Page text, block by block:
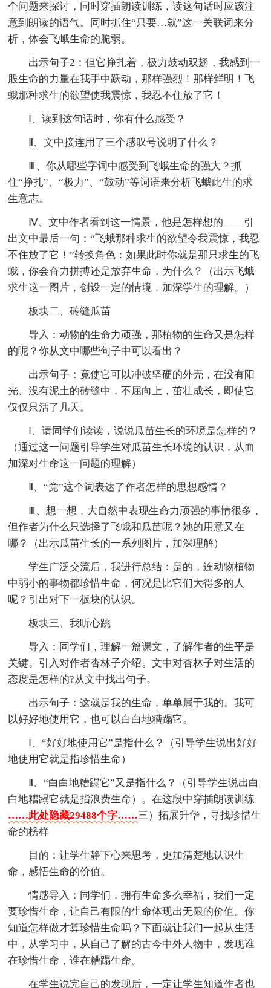
个问题来探讨，同时穿插朗读训练，读这句话时应该注
意到朗读的语气。同时抓住“只要…就”这一关联词来分
析，体会飞蛾生命的脆弱。
出示句子2：但它挣扎着，极力鼓动双翅，我感到一
股生命的力量在我手中跃动，那样强烈！那样鲜明！飞
蛾那种求生的欲望使我震惊，我忍不住放了它！
Ⅰ、读到这句话时，你有什么感受？
Ⅱ、文中接连用了三个感叹号说明了什么？
Ⅲ、你从哪些字词中感受到飞蛾生命的强大？抓
住“挣扎”、“极力”、“鼓动”等词语来分析飞蛾此生的求
生意志。
Ⅳ、文中作者看到这一情景，他是怎样想的——引
出文中最后一句：“飞蛾那种求生的欲望令我震惊，我忍
不住放了它！”转换角色：如果此时你就是那只求生的飞
蛾，你会奋力拼搏还是放弃生命，为什么？（出示飞蛾
求生这一图片，创设一定的情境，加深学生的理解。）
板块二、砖缝瓜苗
导入：动物的生命力顽强，那植物的生命又是怎样
的呢？你从文中哪些句子中可以看出？
出示句子：竟使它可以冲破坚硬的外壳，在没有阳
光、没有泥土的砖缝中，不屈向上，茁壮成长，即使它
仅仅只活了几天。
Ⅰ、请同学们读读，说说瓜苗生长的环境是怎样的？
（通过这一问题引导学生对瓜苗生长环境的认识，从而
加深对生命这一问题的理解）
Ⅱ、“竟”这个词表达了作者怎样的思想感情？
Ⅲ、想一想，大自然中表现生命力顽强的事情很多，
但作者为什么只选择了飞蛾和瓜苗呢？她的用意又在
哪？（出示瓜苗生长的一系列图片，加深理解）
学生广泛交流后，我进行总结：是的，连动物植物
中弱小的事物都珍惜生命，何况是比它们大得多的人
呢？引出对下一板块的认识。
板块三、我听心跳
导入：同学们，理解一篇课文，了解作者的生平是
关键。引入对作者杏林子介绍。文中对杏林子对生活的
态度是怎样的?从文中找出句子。
出示句子：这就是我的生命，单单属于我的。我可
以好好地使用它，也可以白白地糟蹋它。
Ⅰ、“好好地使用它”是指什么？（引导学生说出好好
地使用它就是指珍惜生命）
Ⅱ、“白白地糟蹋它”又是指什么？（引导学生说出白
白地糟蹋它就是指浪费生命）。在这段中穿插朗读训练
……此处隐藏29488个字……三）拓展升华，寻找珍惜生
命的榜样
目的：让学生静下心来思考，更加清楚地认识生
命，感悟生命的价值。
情感导入：同学们，拥有生命多么幸福，我们一定
要珍惜生命，让自己有限的生命体现出无限的价值。你
知道怎样做才算珍惜生命吗？下面就让我们一起从生活
中，从学习中，从自己了解的古今中外人物中，发现谁
在珍惜生命，谁在糟蹋生命。
在学生说完自己的发现后，一定让学生知道作者也